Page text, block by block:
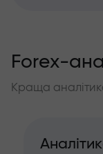
Forex-
Краща